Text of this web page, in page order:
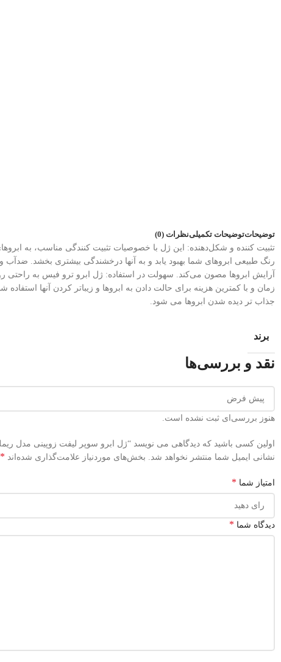
توضیحاتتوضیحات تکمیلینظرات (0)
تثبیت کننده و شکل‌دهنده: این ژل با خصوصیات تثبیت کنندگی مناسب، به
رنگ طبیعی ابروهای شما بهبود یابد و به آنها درخشندگی بیشتری بخشد.
آرایش ابروها مصون می‌کند. سهولت در استفاده: ژل ابرو ترو فیس به راحتی
زمان و با کمترین هزینه برای حالت دادن به ابروها و زیباتر کردن آنها
جذاب تر دیده شدن ابروها می شود.
برند
نقد و بررسی‌ها
هنوز بررسی‌ای ثبت نشده است.
اولین کسی باشید که دیدگاهی می نویسد “ژل ابرو سوپر لیفت زوپینی مدل ریملی حجم 13
نشانی ایمیل شما منتشر نخواهد شد.
بخش‌های موردنیاز علامت‌گذاری شده‌اند *
امتیاز شما *
دیدگاه شما *